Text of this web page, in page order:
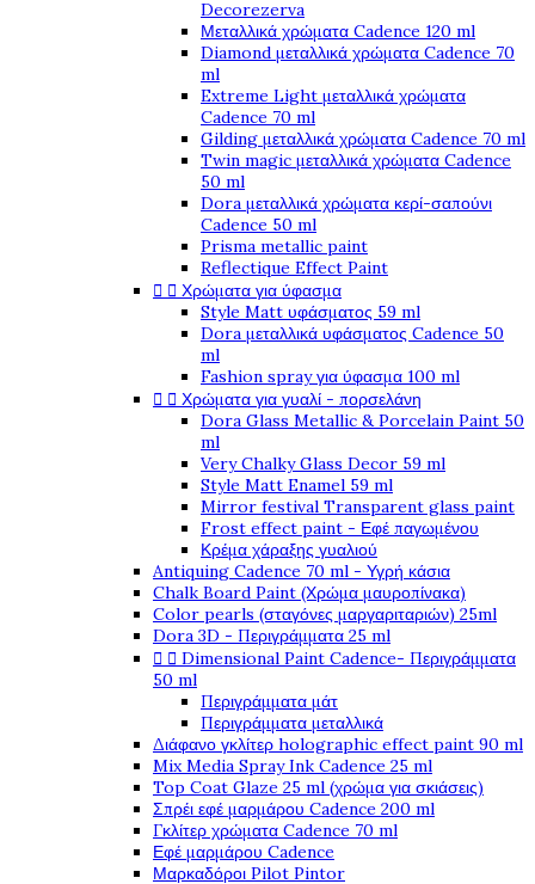
Decorezerva
Μεταλλικά χρώματα Cadence 120 ml
Diamond μεταλλικά χρώματα Cadence 70
ml
Extreme Light μεταλλικά χρώματα
Cadence 70 ml
Gilding μεταλλικά χρώματα Cadence 70 ml
Twin magic μεταλλικά χρώματα Cadence
50 ml
Dora μεταλλικά χρώματα κερί-σαπούνι
Cadence 50 ml
Prisma metallic paint
Reflectique Effect Paint
  Χρώματα για ύφασμα
Style Matt υφάσματος 59 ml
Dora μεταλλικά υφάσματος Cadence 50
ml
Fashion spray για ύφασμα 100 ml
  Χρώματα για γυαλί - πορσελάνη
Dora Glass Metallic & Porcelain Paint 50
ml
Very Chalky Glass Decor 59 ml
Style Matt Enamel 59 ml
Mirror festival Transparent glass paint
Frost effect paint - Εφέ παγωμένου
Κρέμα χάραξης γυαλιού
Antiquing Cadence 70 ml - Υγρή κάσια
Chalk Board Paint (Χρώμα μαυροπίνακα)
Color pearls (σταγόνες μαργαριταριών) 25ml
Dora 3D - Περιγράμματα 25 ml
  Dimensional Paint Cadence- Περιγράμματα
50 ml
Περιγράμματα μάτ
Περιγράμματα μεταλλικά
Διάφανο γκλίτερ holographic effect paint 90 ml
Mix Media Spray Ink Cadence 25 ml
Top Coat Glaze 25 ml (χρώμα για σκιάσεις)
Σπρέι εφέ μαρμάρου Cadence 200 ml
Γκλίτερ χρώματα Cadence 70 ml
Εφέ μαρμάρου Cadence
Μαρκαδόροι Pilot Pintor